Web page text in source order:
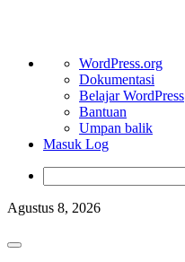
Tentang
WordPress
WordPress.org
Dokumentasi
Belajar WordPress
Bantuan
Umpan balik
Masuk Log
Skip
content
Agustus 8, 2026
Primary